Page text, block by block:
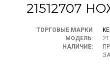
21512707
ТОРГОВЫЕ МАРКИ
МОДЕЛЬ:
НАЛИЧИЕ: